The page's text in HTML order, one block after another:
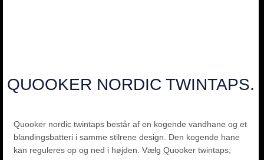
QUOOKER NORDIC TWINTAPS.
Quooker nordic twintaps består af en kogende vandhane og et
blandingsbatteri i samme stilrene design. Den kogende hane
kan reguleres op og ned i højden. Vælg Quooker twintaps,